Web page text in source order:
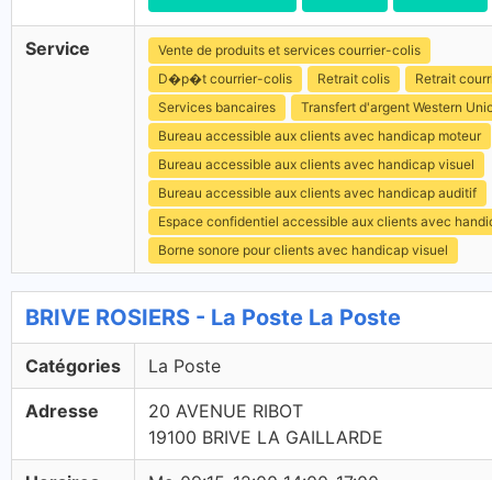
Service
Vente de produits et services courrier-colis
D�p�t courrier-colis
Retrait colis
Retrait
Services bancaires
Transfert d'argent Western
Bureau accessible aux clients avec handicap moteur
Bureau accessible aux clients avec handicap visuel
Bureau accessible aux clients avec handicap auditif
Espace confidentiel accessible aux clients avec
Borne sonore pour clients avec handicap visuel
BRIVE ROSIERS - La Poste La Poste
Catégories La Poste
Adresse
20 AVENUE RIBOT
19100 BRIVE LA GAILLARDE